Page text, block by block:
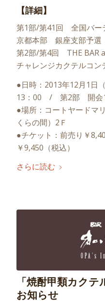
【詳細】
第1部/第41回 全国バー
京都本部 銀座支部予選
第2部/第4回 THE BAR
チャレンジカクテルコン
●日時：2013年12月1日
13：00 / 第2部 開会
●場所：コートヤードマ
くらの間）2Ｆ
●チケット：前売り￥
￥9,450（税込）
さらに読む
「焼酎甲類カク
お知らせ